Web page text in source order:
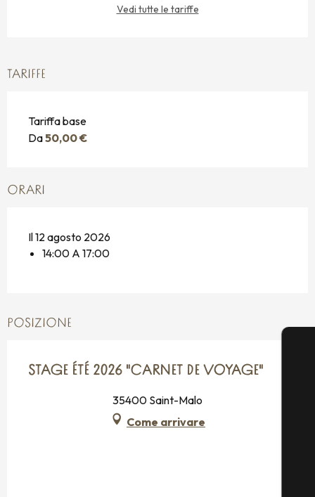
Vedi tutte le tariffe
TARIFFE
Tariffa base
Da50,00 €
ORARI
Il 12 agosto 2026
14:00 A 17:00
POSIZIONE
STAGE ÉTÉ 2026 "CARNET DE VOYAGE"
35400 Saint-Malo
Come arrivare